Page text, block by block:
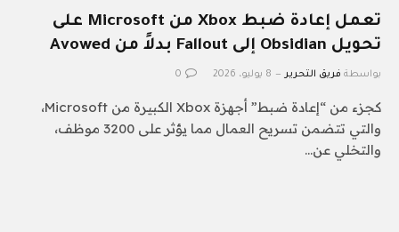
تعمل إعادة ضبط Xbox من Microsoft على
تحويل Obsidian إلى Fallout بدلاً من Avowed
بواسطة فريق التحرير 8 يوليو، 2026 0
كجزء من “إعادة ضبط” أجهزة Xbox الكبيرة من Microsoft،
والتي تتضمن تسريح العمال مما يؤثر على 3200 موظف،
والتخلي عن…